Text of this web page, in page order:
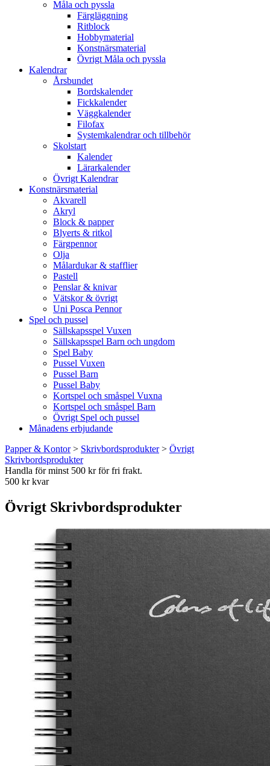
Måla och pyssla
Färgläggning
Ritblock
Hobbymaterial
Konstnärsmaterial
Övrigt Måla och pyssla
Kalendrar
Årsbundet
Bordskalender
Fickkalender
Väggkalender
Filofax
Systemkalendrar och tillbehör
Skolstart
Kalender
Lärarkalender
Övrigt Kalendrar
Konstnärsmaterial
Akvarell
Akryl
Block & papper
Blyerts & ritkol
Färgpennor
Olja
Målardukar & stafflier
Pastell
Penslar & knivar
Vätskor & övrigt
Uni Posca Pennor
Spel och pussel
Sällskapsspel Vuxen
Sällskapsspel Barn och ungdom
Spel Baby
Pussel Vuxen
Pussel Barn
Pussel Baby
Kortspel och småspel Vuxna
Kortspel och småspel Barn
Övrigt Spel och pussel
Månadens erbjudande
Papper & Kontor> Skrivbordsprodukter> Övrigt
Skrivbordsprodukter
Handla för minst 500 kr för fri frakt.
500 kr kvar
Övrigt Skrivbordsprodukter